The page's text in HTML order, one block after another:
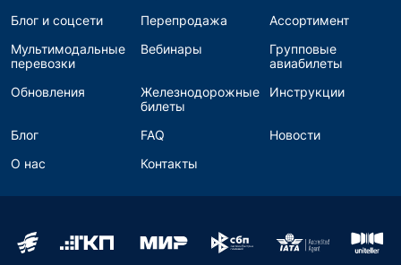
Блог и соцсети
Перепродажа
Ассортимент
Мультимодальные
перевозки
Вебинары
Групповые
авиабилеты
Обновления
Железнодорожные
билеты
Инструкции
Блог FAQ
Новости
О нас
Контакты